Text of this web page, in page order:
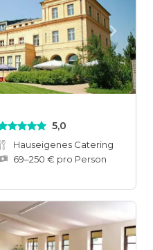
5,0
Hauseigenes Catering
69–250 € pro Person